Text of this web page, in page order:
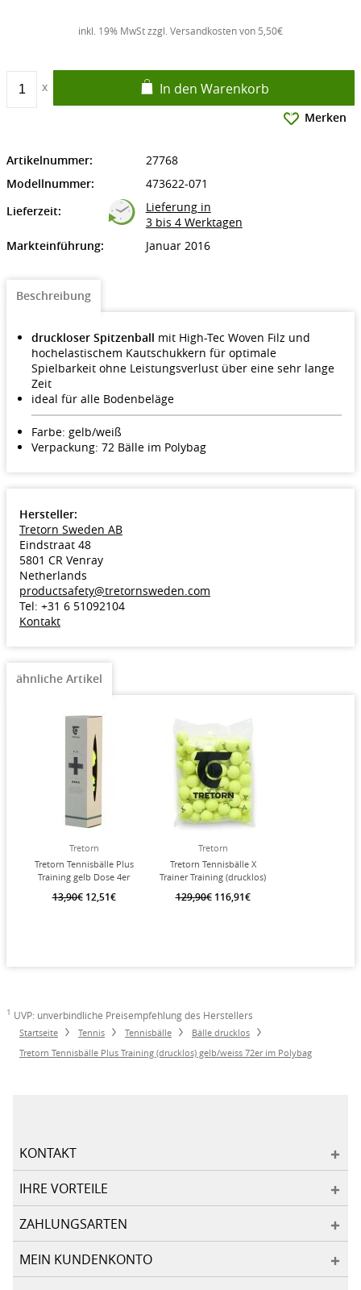
inkl. 19% MwSt zzgl. Versandkosten von 5,50€
In den Warenkorb
Merken
Artikelnummer:
27768
Modellnummer:
473622-071
Lieferzeit:
Lieferung in
3 bis 4 Werktagen
Markteinführung:
Januar 2016
Beschreibung
druckloser Spitzenball mit High-Tec Woven Filz und
hochelastischem Kautschukkern für optimale
Spielbarkeit ohne Leistungsverlust über eine sehr lange
Zeit
ideal für alle Bodenbeläge
Farbe: gelb/weiß
Verpackung: 72 Bälle im Polybag
Hersteller:
Tretorn Sweden AB
Eindstraat 48
5801 CR Venray
Netherlands
productsafety@tretornsweden.com
Tel: +31 6 51092104
Kontakt
ähnliche Artikel
Tretorn
Tretorn Tennisbälle Plus
Training gelb Dose 4er
13,90€ 12,51€
Tretorn
Tretorn Tennisbälle X
Trainer Training (drucklos)
129,90€ 116,91€
1 UVP: unverbindliche Preisempfehlung des Herstellers
Startseite Tennis Tennisbälle
Bälle drucklos
Tretorn Tennisbälle Plus Training (drucklos) gelb/weiss 72er im Polybag
KONTAKT
IHRE VORTEILE
ZAHLUNGSARTEN
MEIN KUNDENKONTO